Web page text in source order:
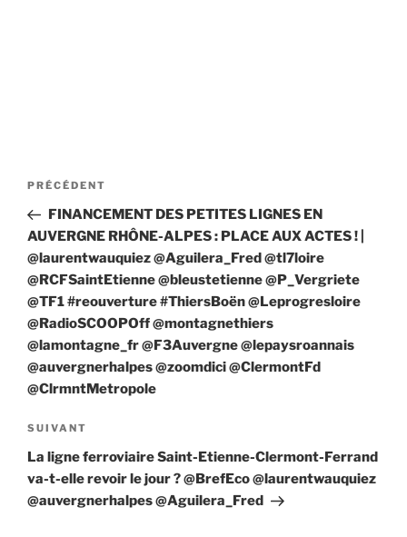
Navigation
l’article
Article
précédent
PRÉCÉDENT
FINANCEMENT DES PETITES LIGNES EN
AUVERGNE RHÔNE-ALPES : PLACE AUX ACTES ! |
@laurentwauquiez @Aguilera_Fred @tl7loire
@RCFSaintEtienne @bleustetienne @P_Vergriete
@TF1 #reouverture #ThiersBoën @Leprogresloire
@RadioSCOOPOff @montagnethiers
@lamontagne_fr @F3Auvergne @lepaysroannais
@auvergnerhalpes @zoomdici @ClermontFd
@ClrmntMetropole
Article
suivant
SUIVANT
La ligne ferroviaire Saint-Etienne-Clermont-Ferrand
va-t-elle revoir le jour ? @BrefEco @laurentwauquiez
@auvergnerhalpes @Aguilera_Fred